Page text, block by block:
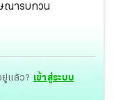
ณารบกวน
แล้ว? เข้าสู่ระบบ